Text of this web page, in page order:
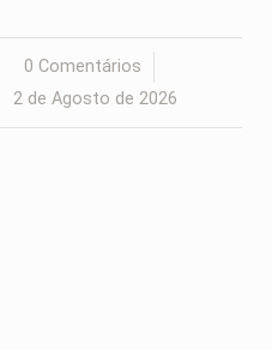
0 Comentários
/
2 de Agosto de 2026